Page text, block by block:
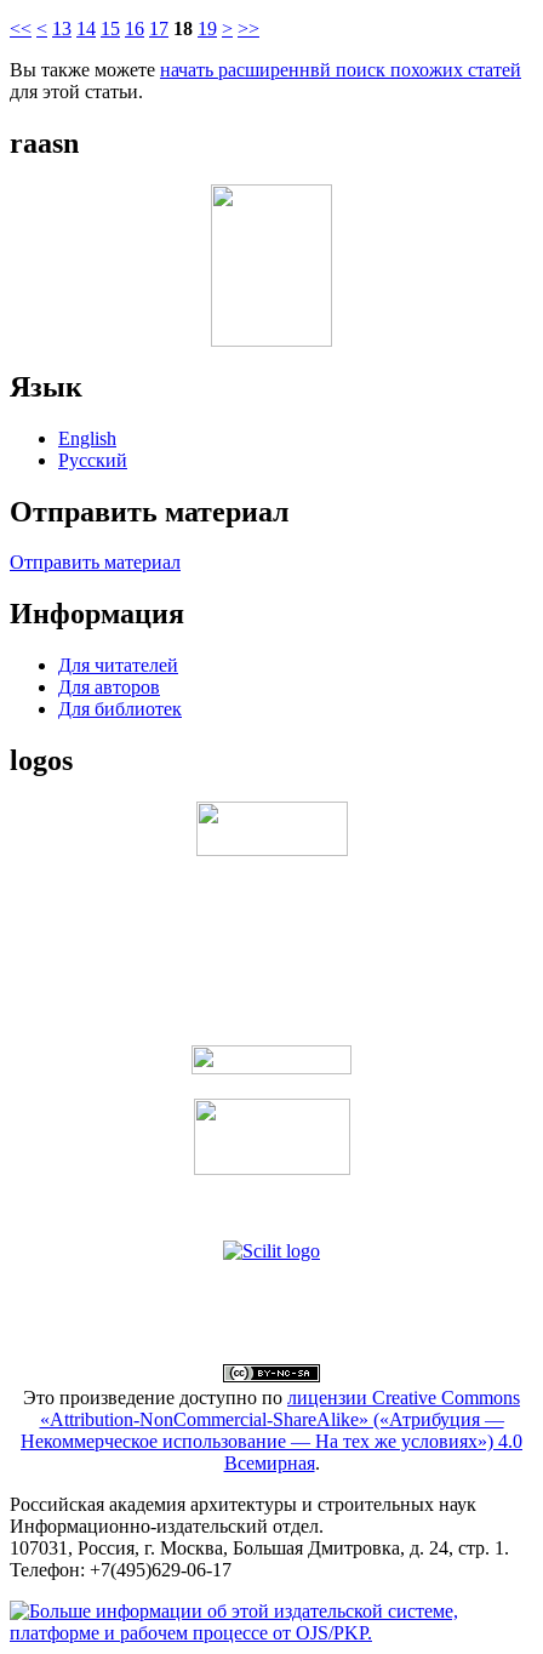
<< < 13 14 15 16 17 18 19 > >>
Вы также можете начать расширеннвй поиск похожих статей
для этой статьи.
raasn
Язык
English
Русский
Отправить материал
Отправить материал
Информация
Для читателей
Для авторов
Для библиотек
logos
Это произведение доступно по лицензии Creative Commons
«Attribution-NonCommercial-ShareAlike» («Атрибуция —
Некоммерческое использование — На тех же условиях») 4.0
Всемирная.
Российская академия архитектуры и строительных наук
Информационно-издательский отдел.
107031, Россия, г. Москва, Большая Дмитровка, д. 24, стр. 1.
Телефон: +7(495)629-06-17